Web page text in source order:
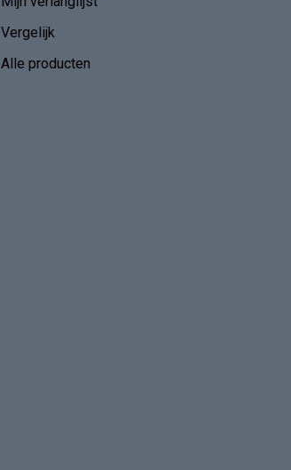
Vergelijk
Alle producten